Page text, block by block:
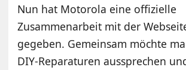
Nun hat Motorola eine offizielle
Zusammenarbeit mit der
gegeben. Gemeinsam möchte
DIY-Reparaturen aussprechen